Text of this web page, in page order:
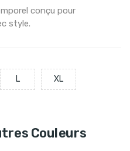
conçu pour
style.
L XL
Couleurs